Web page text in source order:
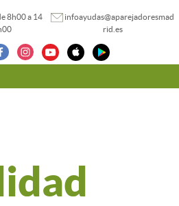
8h00 a 14
infoayudas@aparejadoresmad
rid.es